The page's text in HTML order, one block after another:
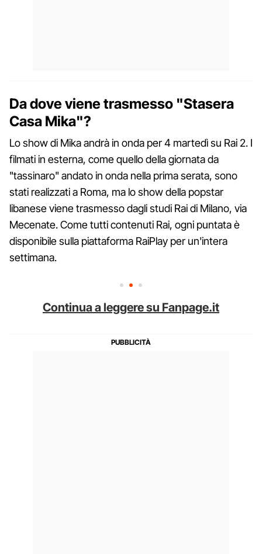
Da dove viene trasmesso "Stasera
Casa Mika"?
Lo show di Mika andrà in onda per 4 martedì su Rai 2. I
filmati in esterna, come quello della giornata da
"tassinaro" andato in onda nella prima serata, sono
stati realizzati a Roma, ma lo show della popstar
libanese viene trasmesso dagli studi Rai di Milano, via
Mecenate. Come tutti contenuti Rai, ogni puntata è
disponibile sulla piattaforma RaiPlay per un'intera
settimana.
Continua a leggere su Fanpage.it